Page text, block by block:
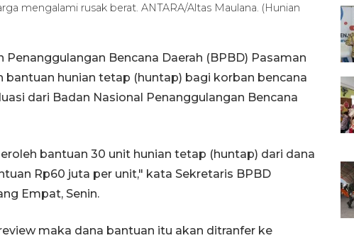
mengalami rusak berat. ANTARA/Altas Maulana. (Hunian
Penanggulangan Bencana Daerah (BPBD) Pasaman
bantuan hunian tetap (huntap) bagi korban bencana
dari Badan Nasional Penanggulangan Bencana
bantuan 30 unit hunian tetap (huntap) dari dana
Rp60 juta per unit," kata Sekretaris BPBD
Empat, Senin.
maka dana bantuan itu akan ditranfer ke